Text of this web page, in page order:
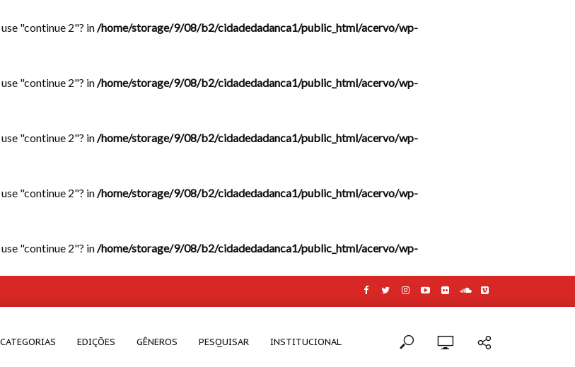
"continue 2"? in/home/storage/9/08/b2/cidadedadanca1/public_html/acervo/wp-
"continue 2"? in/home/storage/9/08/b2/cidadedadanca1/public_html/acervo/wp-
"continue 2"? in/home/storage/9/08/b2/cidadedadanca1/public_html/acervo/wp-
"continue 2"? in/home/storage/9/08/b2/cidadedadanca1/public_html/acervo/wp-
"continue 2"? in/home/storage/9/08/b2/cidadedadanca1/public_html/acervo/wp-
CATEGORIAS EDIÇÕES GÊNEROS PESQUISAR INSTITUCIONAL